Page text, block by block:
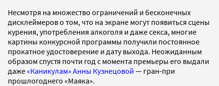
Несмотря на множество ограничений и бесконечных
дисклеймеров о том, что на экране могут появиться сцены
курения, употребления алкоголя и даже секса, многие
картины конкурсной программы получили постоянное
прокатное удостоверение и дату выхода. Неожиданным
образом спустя почти год с момента премьеры его выдали
даже«Каникулам» Анны Кузнецовой — гран-при
прошлогоднего «Маяка».